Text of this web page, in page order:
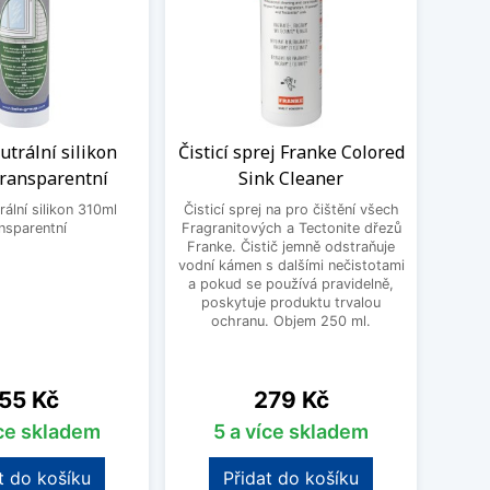
silikon
silikon 310ml
Kč
skladem
do košíku
Čisticí sprej Franke Colored
Sink Cleaner
Čisticí sprej na pro čištění všech
Fragranitových a Tectonite dřezů
Franke. Čistič jemně odstraňuje
vodní kámen s dalšími nečistotami
a pokud se používá pravidelně,
poskytuje produktu trvalou
ochranu. Objem 250 ml.
Cena
279 Kč
5 a více skladem
Přidat do košíku